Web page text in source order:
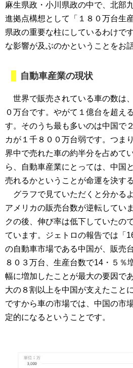
麻生県政・小川県政の中で、北部
進拠点構想として「１８０万台生
県政の重要な柱にしているわけで
な影響が及ぶのかということをお
自動車産業の現状
世界で販売されている車の数は
０万台です。やがて１億台を超え
す。そのうち最も多いのは中国で
カが１千８００万台弱です。つま
界中で売れた車の約半分を占めて
ら、自動車産業にとっては、中国
売れるかということが命運を決す
グラフで見ていただくと分かる
アメリカの販売台数が逆転してい
クの後、伸び率は低下していたの
ています。ジェトロの報告では「
の自動車市場である中国が、販売
８０３万台、生産台数で14・５％
幅に増加したことが最大の要因で
大の８割以上を中国が支えたこと
ですから車の市場では、中国の市
定的になるということです。